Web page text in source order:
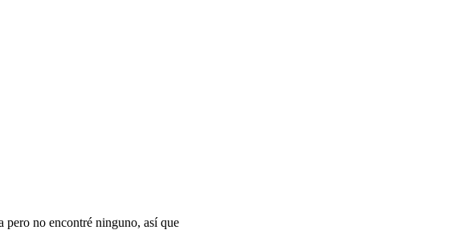
no encontré ninguno, así que